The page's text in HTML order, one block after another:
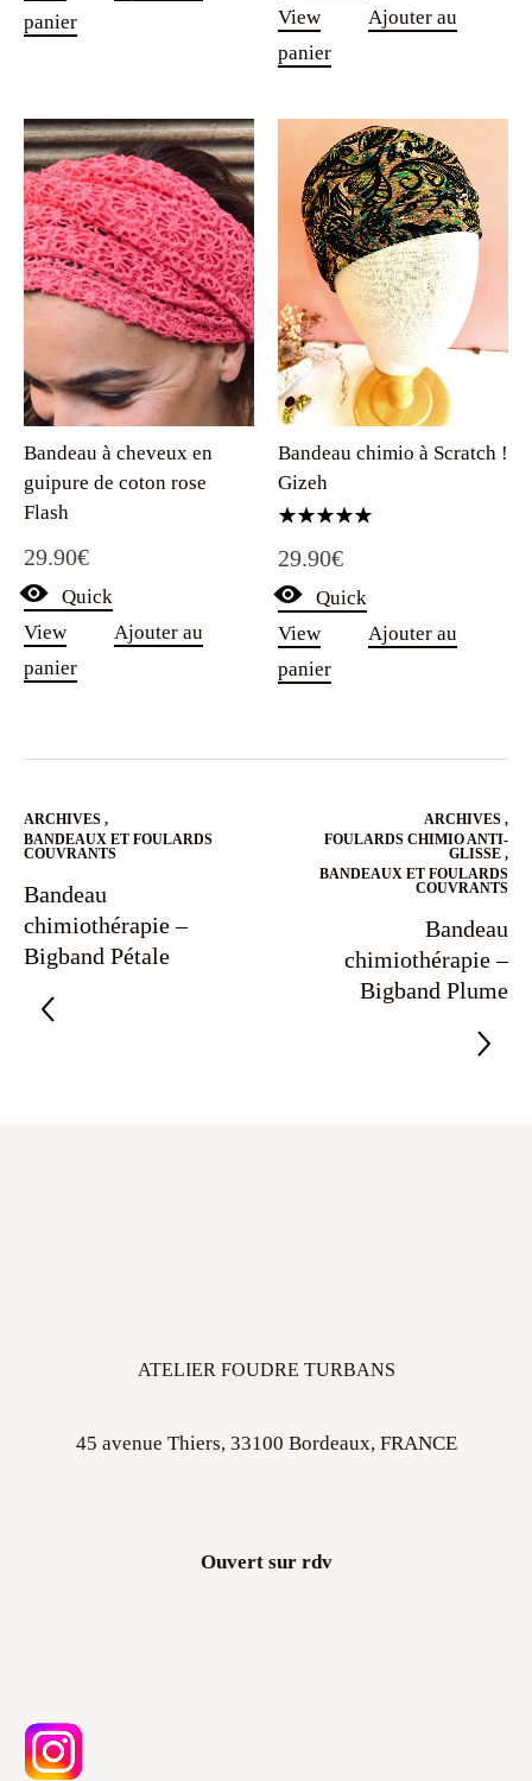
panier
View
Ajouter au
panier
Bandeau à cheveux en
guipure de coton rose
Flash
29.90€
Quick
View
Ajouter au
panier
Bandeau chimio à Scratch !
Gizeh
5.00
sur 5
29.90€
Quick
View
Ajouter au
panier
ARCHIVES ,
BANDEAUX ET FOULARDS
COUVRANTS
Bandeau
chimiothérapie –
Bigband Pétale
ARCHIVES ,
FOULARDS CHIMIO ANTI-
GLISSE ,
BANDEAUX ET FOULARDS
COUVRANTS
Bandeau
chimiothérapie –
Bigband Plume
ATELIER FOUDRE TURBANS
45 avenue Thiers, 33100 Bordeaux, FRANCE
Ouvert sur rdv